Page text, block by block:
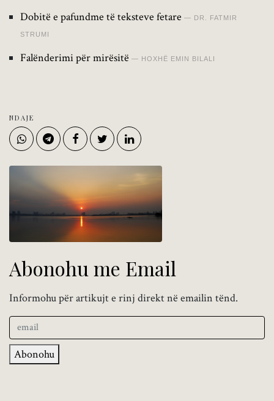
Dobitë e pafundme të teksteve fetare DR. FATMIR
STRUMI
Falënderimi për mirësitë HOXHË EMIN BILALI
NDAJE
Abonohu me Email
Informohu për artikujt e rinj direkt në emailin tënd.
Abonohu